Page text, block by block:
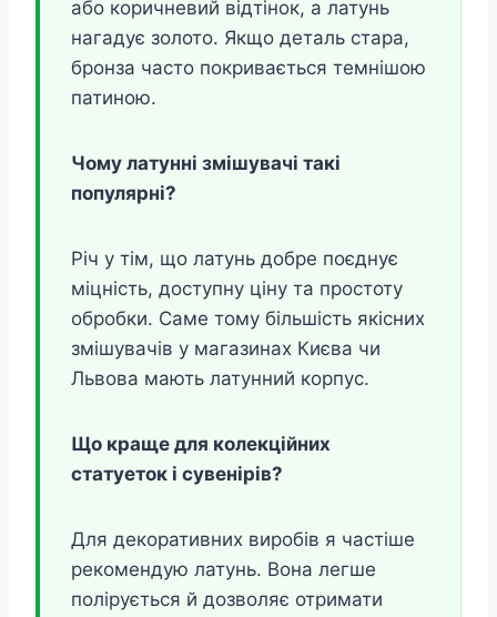
або коричневий відтінок, а латунь
нагадує золото. Якщо деталь стара,
бронза часто покривається темнішою
патиною.
Чому латунні змішувачі такі
популярні?
Річ у тім, що латунь добре поєднує
міцність, доступну ціну та простоту
обробки. Саме тому більшість якісних
змішувачів у магазинах Києва чи
Львова мають латунний корпус.
Що краще для колекційних
статуеток і сувенірів?
Для декоративних виробів я частіше
рекомендую латунь. Вона легше
полірується й дозволяє отримати